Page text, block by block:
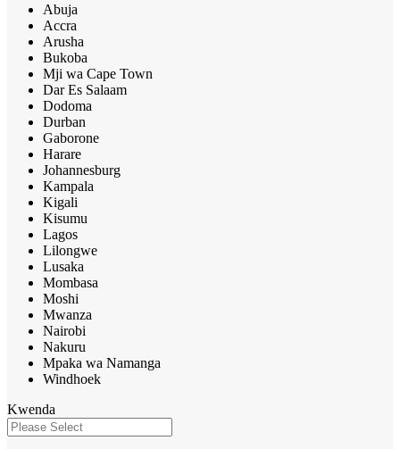
Abuja
Accra
Arusha
Bukoba
Mji wa Cape Town
Dar Es Salaam
Dodoma
Durban
Gaborone
Harare
Johannesburg
Kampala
Kigali
Kisumu
Lagos
Lilongwe
Lusaka
Mombasa
Moshi
Mwanza
Nairobi
Nakuru
Mpaka wa Namanga
Windhoek
Kwenda